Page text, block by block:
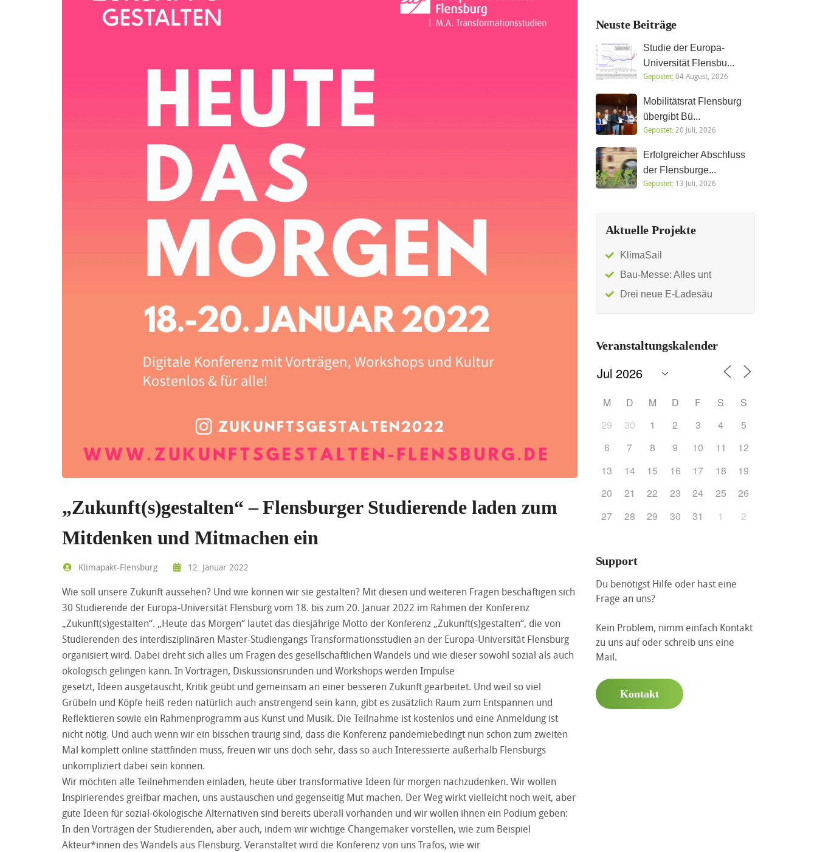
„Zukunft(s)gestalten“ – Flensburger Studierende laden zum
Mitdenken und Mitmachen ein
Klimapakt-Flensburg 12. Januar 2022
Wie soll unsere Zukunft aussehen? Und wie können wir sie gestalten? Mit diesen und weiteren Fragen beschäftigen sich
30 Studierende der Europa-Universität Flensburg vom 18. bis zum 20. Januar 2022 im Rahmen der Konferenz
„Zukunft(s)gestalten“. „Heute das Morgen“ lautet das diesjährige Motto der Konferenz „Zukunft(s)gestalten“, die von
Studierenden des interdisziplinären Master-Studiengangs Transformationsstudien an der Europa-Universität Flensburg
organisiert wird. Dabei dreht sich alles um Fragen des gesellschaftlichen Wandels und wie dieser sowohl sozial als auch
ökologisch gelingen kann. In Vorträgen, Diskussionsrunden und Workshops werden Impulse
gesetzt, Ideen ausgetauscht, Kritik geübt und gemeinsam an einer besseren Zukunft gearbeitet. Und weil so viel
Grübeln und Köpfe heiß reden natürlich auch anstrengend sein kann, gibt es zusätzlich Raum zum Entspannen und
Reflektieren sowie ein Rahmenprogramm aus Kunst und Musik. Die Teilnahme ist kostenlos und eine Anmeldung ist
nicht nötig. Und auch wenn wir ein bisschen traurig sind, dass die Konferenz pandemiebedingt nun schon zum zweiten
Mal komplett online stattfinden muss, freuen wir uns doch sehr, dass so auch Interessierte außerhalb Flensburgs
unkompliziert dabei sein können.
Wir möchten alle Teilnehmenden einladen, heute über transformative Ideen für morgen nachzudenken. Wir wollen
Inspirierendes greifbar machen, uns austauschen und gegenseitig Mut machen. Der Weg wirkt vielleicht noch weit, aber
gute Ideen für sozial-ökologische Alternativen sind bereits überall vorhanden und wir wollen ihnen ein Podium geben:
In den Vorträgen der Studierenden, aber auch, indem wir wichtige Changemaker vorstellen, wie zum Beispiel
Akteur*innen des Wandels aus Flensburg. Veranstaltet wird die Konferenz von uns Trafos, wie wir
Neuste Beiträge
Studie der Europa-
Universität Flensbu...
Gepostet:04 August, 2026
Mobilitätsrat Flensburg
übergibt Bü...
Gepostet:20 Juli, 2026
Erfolgreicher Abschluss
der Flensburge...
Gepostet:13 Juli, 2026
Aktuelle Projekte
KlimaSail
Bau-Messe: Alles unt
Drei neue E-Ladesäu
Veranstaltungskalender
M D M D F S
S
29
30 1 2 3 4
5
6
7 8 9 10 11
12
13
14 15 16 17 18
19
20
21 22 23 24 25
26
27
28 29 30 31 1 2
Support
Du benötigst Hilfe oder hast eine
Frage an uns?
Kein Problem, nimm einfach Kontakt
zu uns auf oder schreib uns eine
Mail.
Kontakt